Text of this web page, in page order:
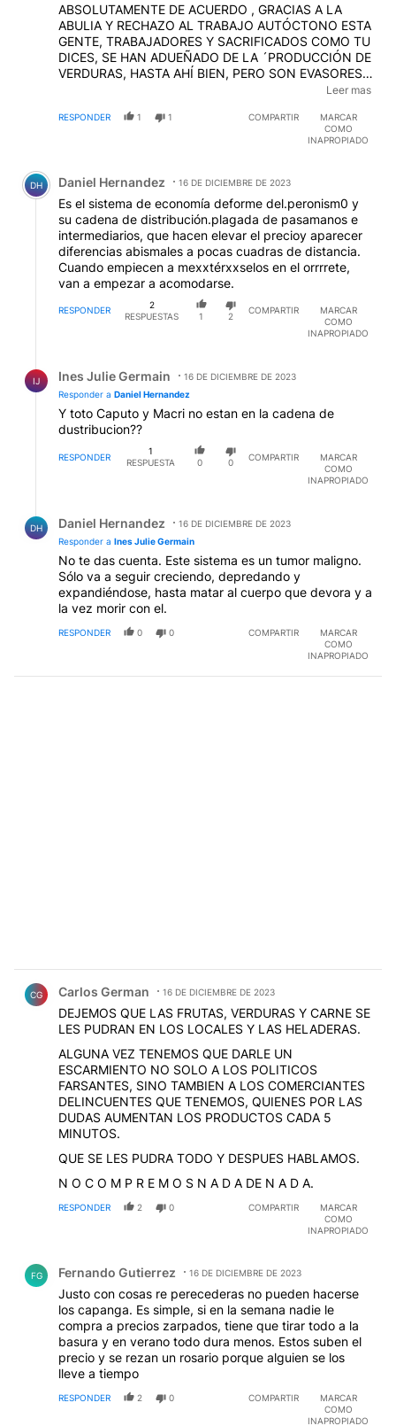
ABSOLUTAMENTE DE ACUERDO , GRACIAS A LA
ABULIA Y RECHAZO AL TRABAJO AUTÓCTONO ESTA
GENTE, TRABAJADORES Y SACRIFICADOS COMO TU
DICES, SE HAN ADUEÑADO DE LA ´PRODUCCIÓN DE
VERDURAS, HASTA AHÍ BIEN, PERO SON EVASORES
COMPULSIVOS TODA SU ECONOMÍA ES EN NEGRO
SU PAIS, HASTA AHORA NADIE LOS CONTROLÓ Y
SIGUEN CON SU REDIITUABLE NEGOCIO EVASIVO.
Leer mas
RESPONDER 1 1 COMPARTIR
MARCAR
COMO
INAPROPIADO
Comentario de Daniel Hernandez.
DH Daniel Hernandez 16 DE DICIEMBRE DE 2023
Es el sistema de economía deforme del.peronism0 y
su cadena de distribución.plagada de pasamanos e
intermediarios, que hacen elevar el precioy aparecer
diferencias abismales a pocas cuadras de distancia.
Cuando empiecen a mexxtérxxselos en el orrrrete,
van a empezar a acomodarse.
RESPONDER
2
RESPUESTAS
1 2
COMPARTIR
MARCAR
COMO
INAPROPIADO
IJ Ines Julie Germain
16 DE DICIEMBRE DE 2023
Responder a Daniel Hernandez
Y toto Caputo y Macri no estan en la cadena de
dustribucion??
RESPONDER
1
RESPUESTA
0 0
COMPARTIR
MARCAR
COMO
INAPROPIADO
DH Daniel Hernandez
16 DE DICIEMBRE DE 2023
Responder a Ines Julie Germain
No te das cuenta. Este sistema es un tumor maligno.
Sólo va a seguir creciendo, depredando y
expandiéndose, hasta matar al cuerpo que devora y a
la vez morir con el.
RESPONDER 0 0 COMPARTIR
MARCAR
COMO
INAPROPIADO
CG Carlos German 16 DE DICIEMBRE DE 2023
DEJEMOS QUE LAS FRUTAS, VERDURAS Y CARNE SE
LES PUDRAN EN LOS LOCALES Y LAS HELADERAS.
ALGUNA VEZ TENEMOS QUE DARLE UN
ESCARMIENTO NO SOLO A LOS POLITICOS
FARSANTES, SINO TAMBIEN A LOS COMERCIANTES
DELINCUENTES QUE TENEMOS, QUIENES POR LAS
DUDAS AUMENTAN LOS PRODUCTOS CADA 5
MINUTOS.
QUE SE LES PUDRA TODO Y DESPUES HABLAMOS.
N O C O M P R E M O S N A D A DE N A D A.
RESPONDER 2 0 COMPARTIR
MARCAR
COMO
INAPROPIADO
FG Fernando Gutierrez 16 DE DICIEMBRE DE 2023
Justo con cosas re perecederas no pueden hacerse
los capanga. Es simple, si en la semana nadie le
compra a precios zarpados, tiene que tirar todo a la
basura y en verano todo dura menos. Estos suben el
precio y se rezan un rosario porque alguien se los
lleve a tiempo
RESPONDER 2 0 COMPARTIR
MARCAR
COMO
INAPROPIADO